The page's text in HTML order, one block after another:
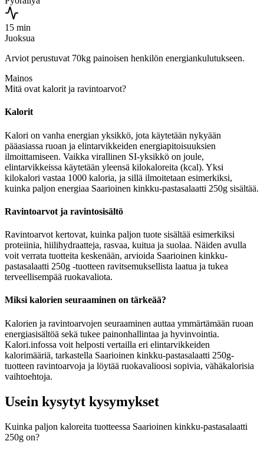
15 min
Juoksua
Arviot perustuvat 70kg painoisen henkilön energiankulutukseen.
Mainos
Mitä ovat kalorit ja ravintoarvot?
Kalorit
Kalori on vanha energian yksikkö, jota käytetään nykyään
pääasiassa ruoan ja elintarvikkeiden energiapitoisuuksien
ilmoittamiseen. Vaikka virallinen SI-yksikkö on joule,
elintarvikkeissa käytetään yleensä kilokaloreita (kcal). Yksi
kilokalori vastaa 1000 kaloria, ja sillä ilmoitetaan esimerkiksi,
kuinka paljon energiaa Saarioinen kinkku-pastasalaatti 250g sisältää.
Ravintoarvot ja ravintosisältö
Ravintoarvot kertovat, kuinka paljon tuote sisältää esimerkiksi
proteiinia, hiilihydraatteja, rasvaa, kuitua ja suolaa. Näiden avulla
voit verrata tuotteita keskenään, arvioida Saarioinen kinkku-
pastasalaatti 250g -tuotteen ravitsemuksellista laatua ja tukea
terveellisempää ruokavaliota.
Miksi kalorien seuraaminen on tärkeää?
Kalorien ja ravintoarvojen seuraaminen auttaa ymmärtämään ruoan
energiasisältöä sekä tukee painonhallintaa ja hyvinvointia.
Kalori.infossa voit helposti vertailla eri elintarvikkeiden
kalorimääriä, tarkastella Saarioinen kinkku-pastasalaatti 250g-
tuotteen ravintoarvoja ja löytää ruokavalioosi sopivia, vähäkalorisia
vaihtoehtoja.
Usein kysytyt kysymykset
Kuinka paljon kaloreita tuotteessa Saarioinen kinkku-pastasalaatti
250g on?